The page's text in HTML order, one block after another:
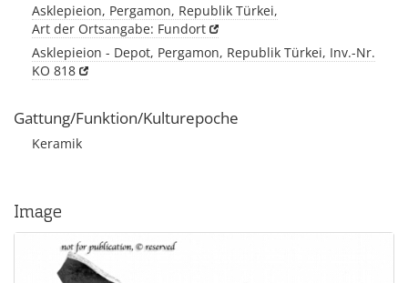
Asklepieion, Pergamon, Republik Türkei,
Art der Ortsangabe: Fundort
Asklepieion - Depot, Pergamon, Republik Türkei, Inv.-Nr.
KO 818
Gattung/Funktion/Kulturepoche
Keramik
Image